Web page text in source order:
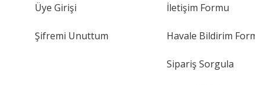
Üye Girişi
Şifremi Unuttum
İletişim Formu
Havale Bildirim
Sipariş Sorgula